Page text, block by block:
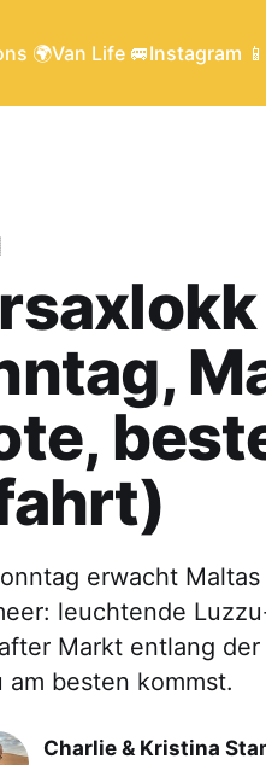
🌍Van Life 🚐Instagram 📱
erwacht
leuchtende
Markt entlang
am besten kommst.
Charlie & Kristina